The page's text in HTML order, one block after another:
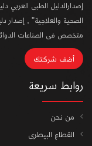
إصدارالدليل الطبى العربي
الصحية والعلاجية" , إصدار
متخصص فى الصناعات
أضف شركتك
روابط سريعة
من نحن
القطاع البيطرى